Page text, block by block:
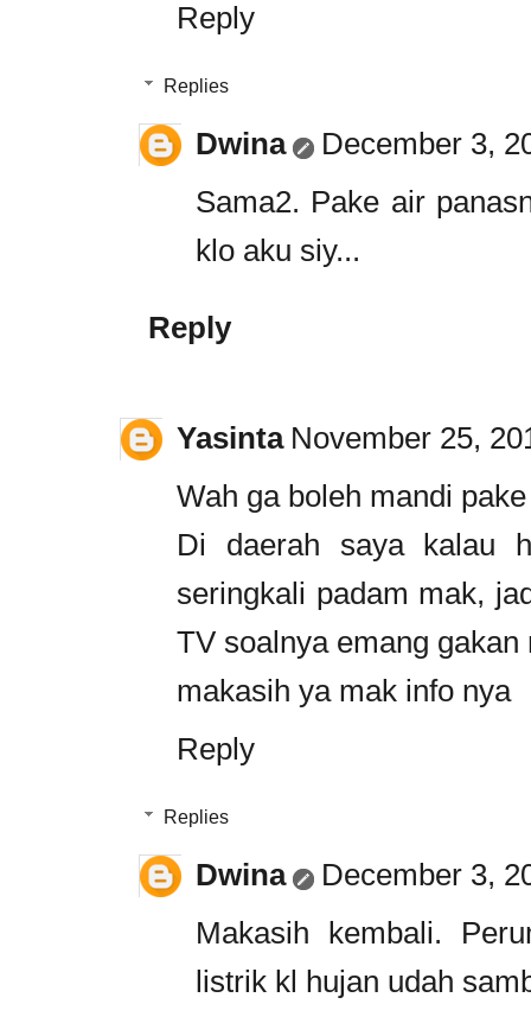
Reply
Replies
Dwina
December 3,
Sama2. Pake air
klo aku siy...
Reply
Yasinta November 25,
Wah ga boleh mandi
Di daerah saya kalau
seringkali padam mak,
TV soalnya emang gakan
makasih ya mak info nya
Reply
Replies
Dwina
December 3,
Makasih kembali.
listrik kl hujan udah